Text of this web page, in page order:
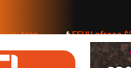
EEUU ofrece $25